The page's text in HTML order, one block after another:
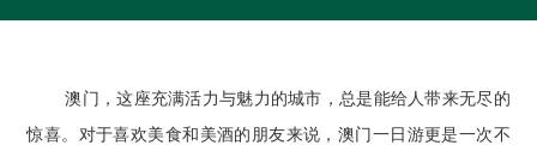
澳门，这座充满活力与魅力的城市，总是能给人带来无尽的
惊喜。对于喜欢美食和美酒的朋友来说，澳门一日游更是一次不